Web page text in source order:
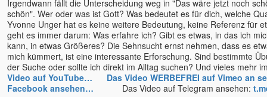
Thomas Herz
Thomas Karow
Thomas Mariam Sura u.
Teresa Sura
Tim Taxis
Tobias
Irgendwann fällt die Unterscheidung weg in "Das wäre jetzt noch
schön". Wer oder was ist Gott? Was bedeutet es für dich, welche
Yvonne Unger hat es keine weitere Bedeutung, keine Referenz für
geht es immer darum: Was erfahre ich? Gibt es etwas, in das ich
kann, in etwas Größeres? Die Sehnsucht ernst nehmen, dass es
mich kümmert, ist eine interessante Erforschung. Sind bestimmte
der Suche oder sollte ich direkt im Alltag suchen? Und vieles
Video auf YouTube…
Das Video WERBEFREI auf Vimeo an
Facebook ansehen… Das Video auf Telegram ansehen: